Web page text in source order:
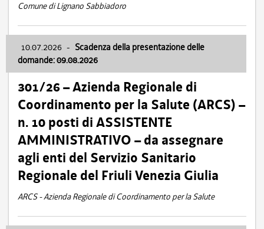
Comune di Lignano Sabbiadoro
10.07.2026 - Scadenza della presentazione delle
domande: 09.08.2026
301/26 – Azienda Regionale di
Coordinamento per la Salute (ARCS) –
n. 10 posti di ASSISTENTE
AMMINISTRATIVO – da assegnare
agli enti del Servizio Sanitario
Regionale del Friuli Venezia Giulia
ARCS - Azienda Regionale di Coordinamento per la Salute